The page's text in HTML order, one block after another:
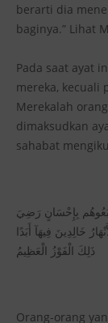
berarti dia
baginya.” Lihat
Pada saat ayat
mereka, kecuali
Merekalah
dimaksudkan
sahabat
بِإِحْسَانٍ رَضِيَ
خَالِدِينَ فِيهَآ أَبَدًا
ذَلِكَ الْفَوْزُ الْعَظِيمُ
Orang-orang